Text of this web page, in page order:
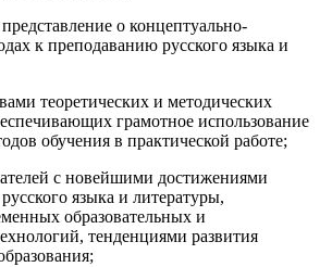
о концептуально-
к преподаванию русского языка и
теоретических и методических
грамотное использование
обучения в практической работе;
с новейшими достижениями
языка и литературы,
образовательных и
тенденциями развития